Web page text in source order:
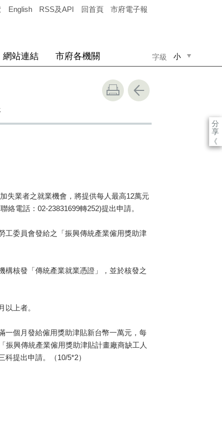
English RSS及API 回首頁 市府電子報
字級 小
網站連結 市府各機關
分
享
《
業者之就業機會，將提供每人最高12萬元
電話：02-23831699轉252)提出申請。
委員會發給之「振興傳統產業僱用獎助津
核發「傳統產業就業憑證」，並於核發之
上者。
個月發給僱用獎助津貼新台幣一萬元，每
振興傳統產業僱用獎助津貼計畫廠商缺工人
提出申請。（10/5*2）